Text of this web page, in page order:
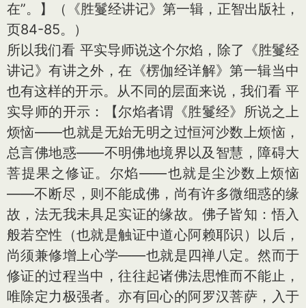
在”。】（《胜鬘经讲记》第一辑，正智出版社，
页84-85。）
所以我们看 平实导师说这个尔焰，除了《胜鬘经
讲记》有讲之外，在《楞伽经详解》第一辑当中
也有这样的开示。从不同的层面来说，我们看 平
实导师的开示：【尔焰者谓《胜鬘经》所说之上
烦恼——也就是无始无明之过恒河沙数上烦恼，
总言佛地惑——不明佛地境界以及智慧，障碍大
菩提果之修证。尔焰——也就是尘沙数上烦恼
——不断尽，则不能成佛，尚有许多微细惑的缘
故，法无我未具足实证的缘故。佛子皆知：悟入
般若空性（也就是触证中道心阿赖耶识）以后，
尚须兼修增上心学——也就是四禅八定。然而于
修证的过程当中，往往起诸佛法思惟而不能止，
唯除定力极强者。亦有回心的阿罗汉菩萨，入于